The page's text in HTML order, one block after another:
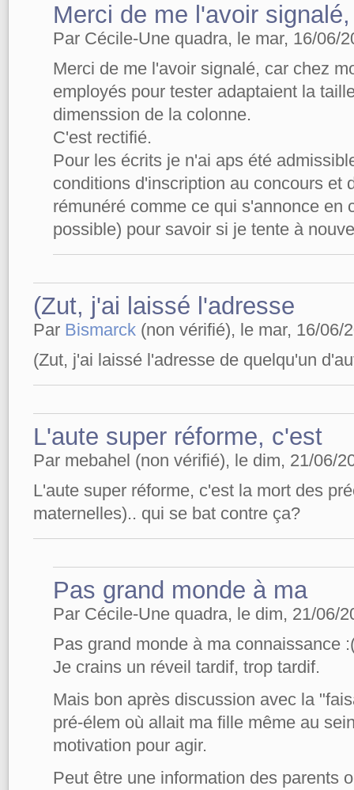
Merci de me l'avoir signalé,
Par Cécile-Une quadra, le mar, 16/06/
Merci de me l'avoir signalé, car chez
employés pour tester adaptaient la
dimenssion de la colonne.
C'est rectifié.
Pour les écrits je n'ai aps été
conditions d'inscription au concours et
rémunéré comme ce qui s'annonce en
possible) pour savoir si je tente à
(Zut, j'ai laissé l'adresse
Par Bismarck (non vérifié), le mar, 16/06/
(Zut, j'ai laissé l'adresse de quelqu'un
L'aute super réforme, c'est
Par mebahel (non vérifié), le dim, 21/06/
L'aute super réforme, c'est la mort des
maternelles).. qui se bat contre ça?
Pas grand monde à ma
Par Cécile-Une quadra, le dim, 21/06/
Pas grand monde à ma connaissance
Je crains un réveil tardif, trop tardif.
Mais bon après discussion avec la
pré-élem où allait ma fille même au
motivation pour agir.
Peut être une information des parents